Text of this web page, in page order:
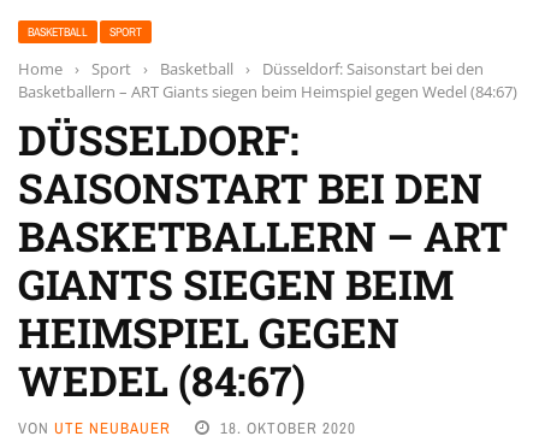
BASKETBALL SPORT
Home › Sport › Basketball ›
Düsseldorf: Saisonstart bei den
Basketballern – ART Giants siegen beim Heimspiel gegen Wedel (84:67)
DÜSSELDORF:
SAISONSTART BEI DEN
BASKETBALLERN – ART
GIANTS SIEGEN BEIM
HEIMSPIEL GEGEN
WEDEL (84:67)
VON UTE NEUBAUER 18. OKTOBER 2020